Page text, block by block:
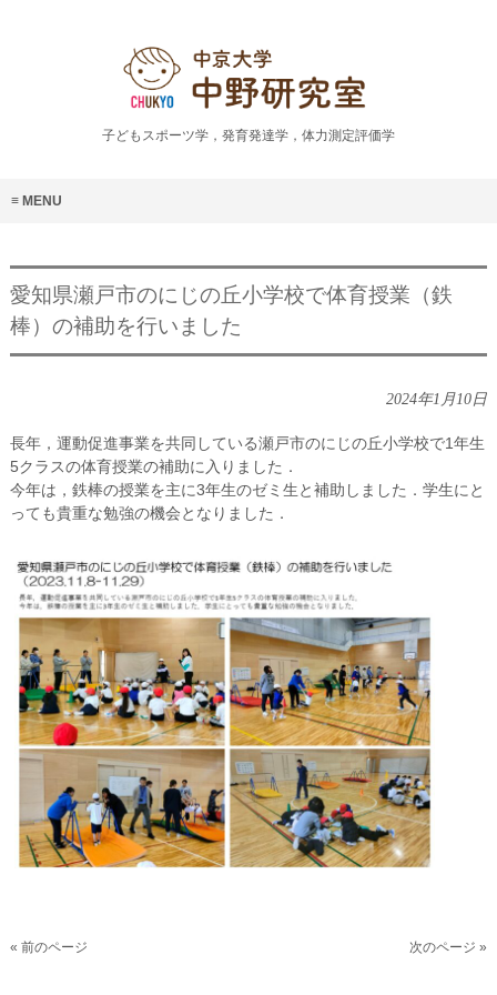
子どもスポーツ学，発育発達学，体力測定評価学
MENU
愛知県瀬戸市のにじの丘小学校で体育授業（鉄
棒）の補助を行いました
2024年1月10日
長年，運動促進事業を共同している瀬戸市のにじの丘小学校で1年生
5クラスの体育授業の補助に入りました．
今年は，鉄棒の授業を主に3年生のゼミ生と補助しました．学生にと
っても貴重な勉強の機会となりました．
« 前のページ 次のページ »